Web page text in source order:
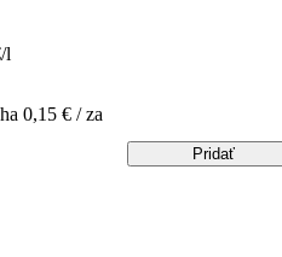
l
0,15 € / za
Pridať